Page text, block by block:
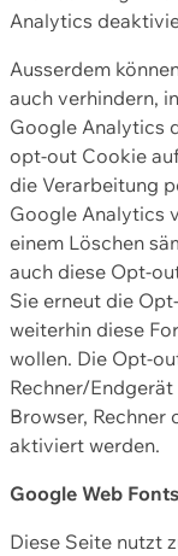
Analytics
Ausserdem
auch verhindern,
Google Analytics
opt-out Cookie
die Verarbeitung
Google Analytics
einem Löschen
auch diese Opt-
Sie erneut die
weiterhin diese
wollen. Die Opt-
Rechner/
Browser,
aktiviert werden.
Google Web Fonts
Diese Seite nutzt